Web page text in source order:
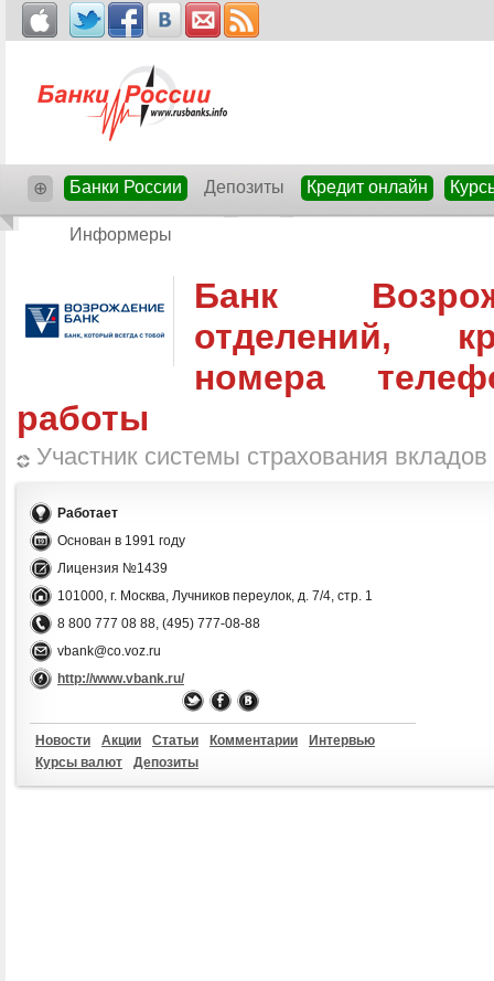
⊕ Банки России Депозиты Кредит онлайн
Информеры
Банк
отделений,
номера
работы
Участник системы страхования
Работает
Основан в 1991 году
Лицензия №1439
101000, г. Москва, Лучников переулок, д. 7/4, стр. 1
8 800 777 08 88, (495) 777-08-88
vbank@co.voz.ru
http://www.vbank.ru/
Новости Акции Статьи Комментарии
Интервью
Курсы валют
Депозиты